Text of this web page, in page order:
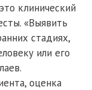
клинический
«Выявить
стадиях,
или его
оценка